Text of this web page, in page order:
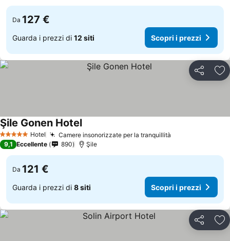
Da 127 €
Guarda i prezzi di 12 siti Scopri i prezzi
Condividi
5 Stelle Hotel Camere insonorizzate per la tranquillità
Şile Gonen HotelScopri i prezzi
9,1 Eccellente 890 Şile
Da 121 €
Guarda i prezzi di 8 siti Scopri i prezzi
Condividi